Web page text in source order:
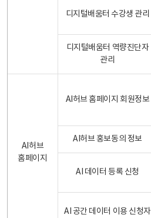
디지털배움터 수강생 관리
디지털배움터 역량진단자
관리
AI허브
홈페이지
AI허브 홈페이지 회원정보
AI허브 홍보동의 정보
AI 데이터 등록 신청
AI 공간 데이터 이용 신청자